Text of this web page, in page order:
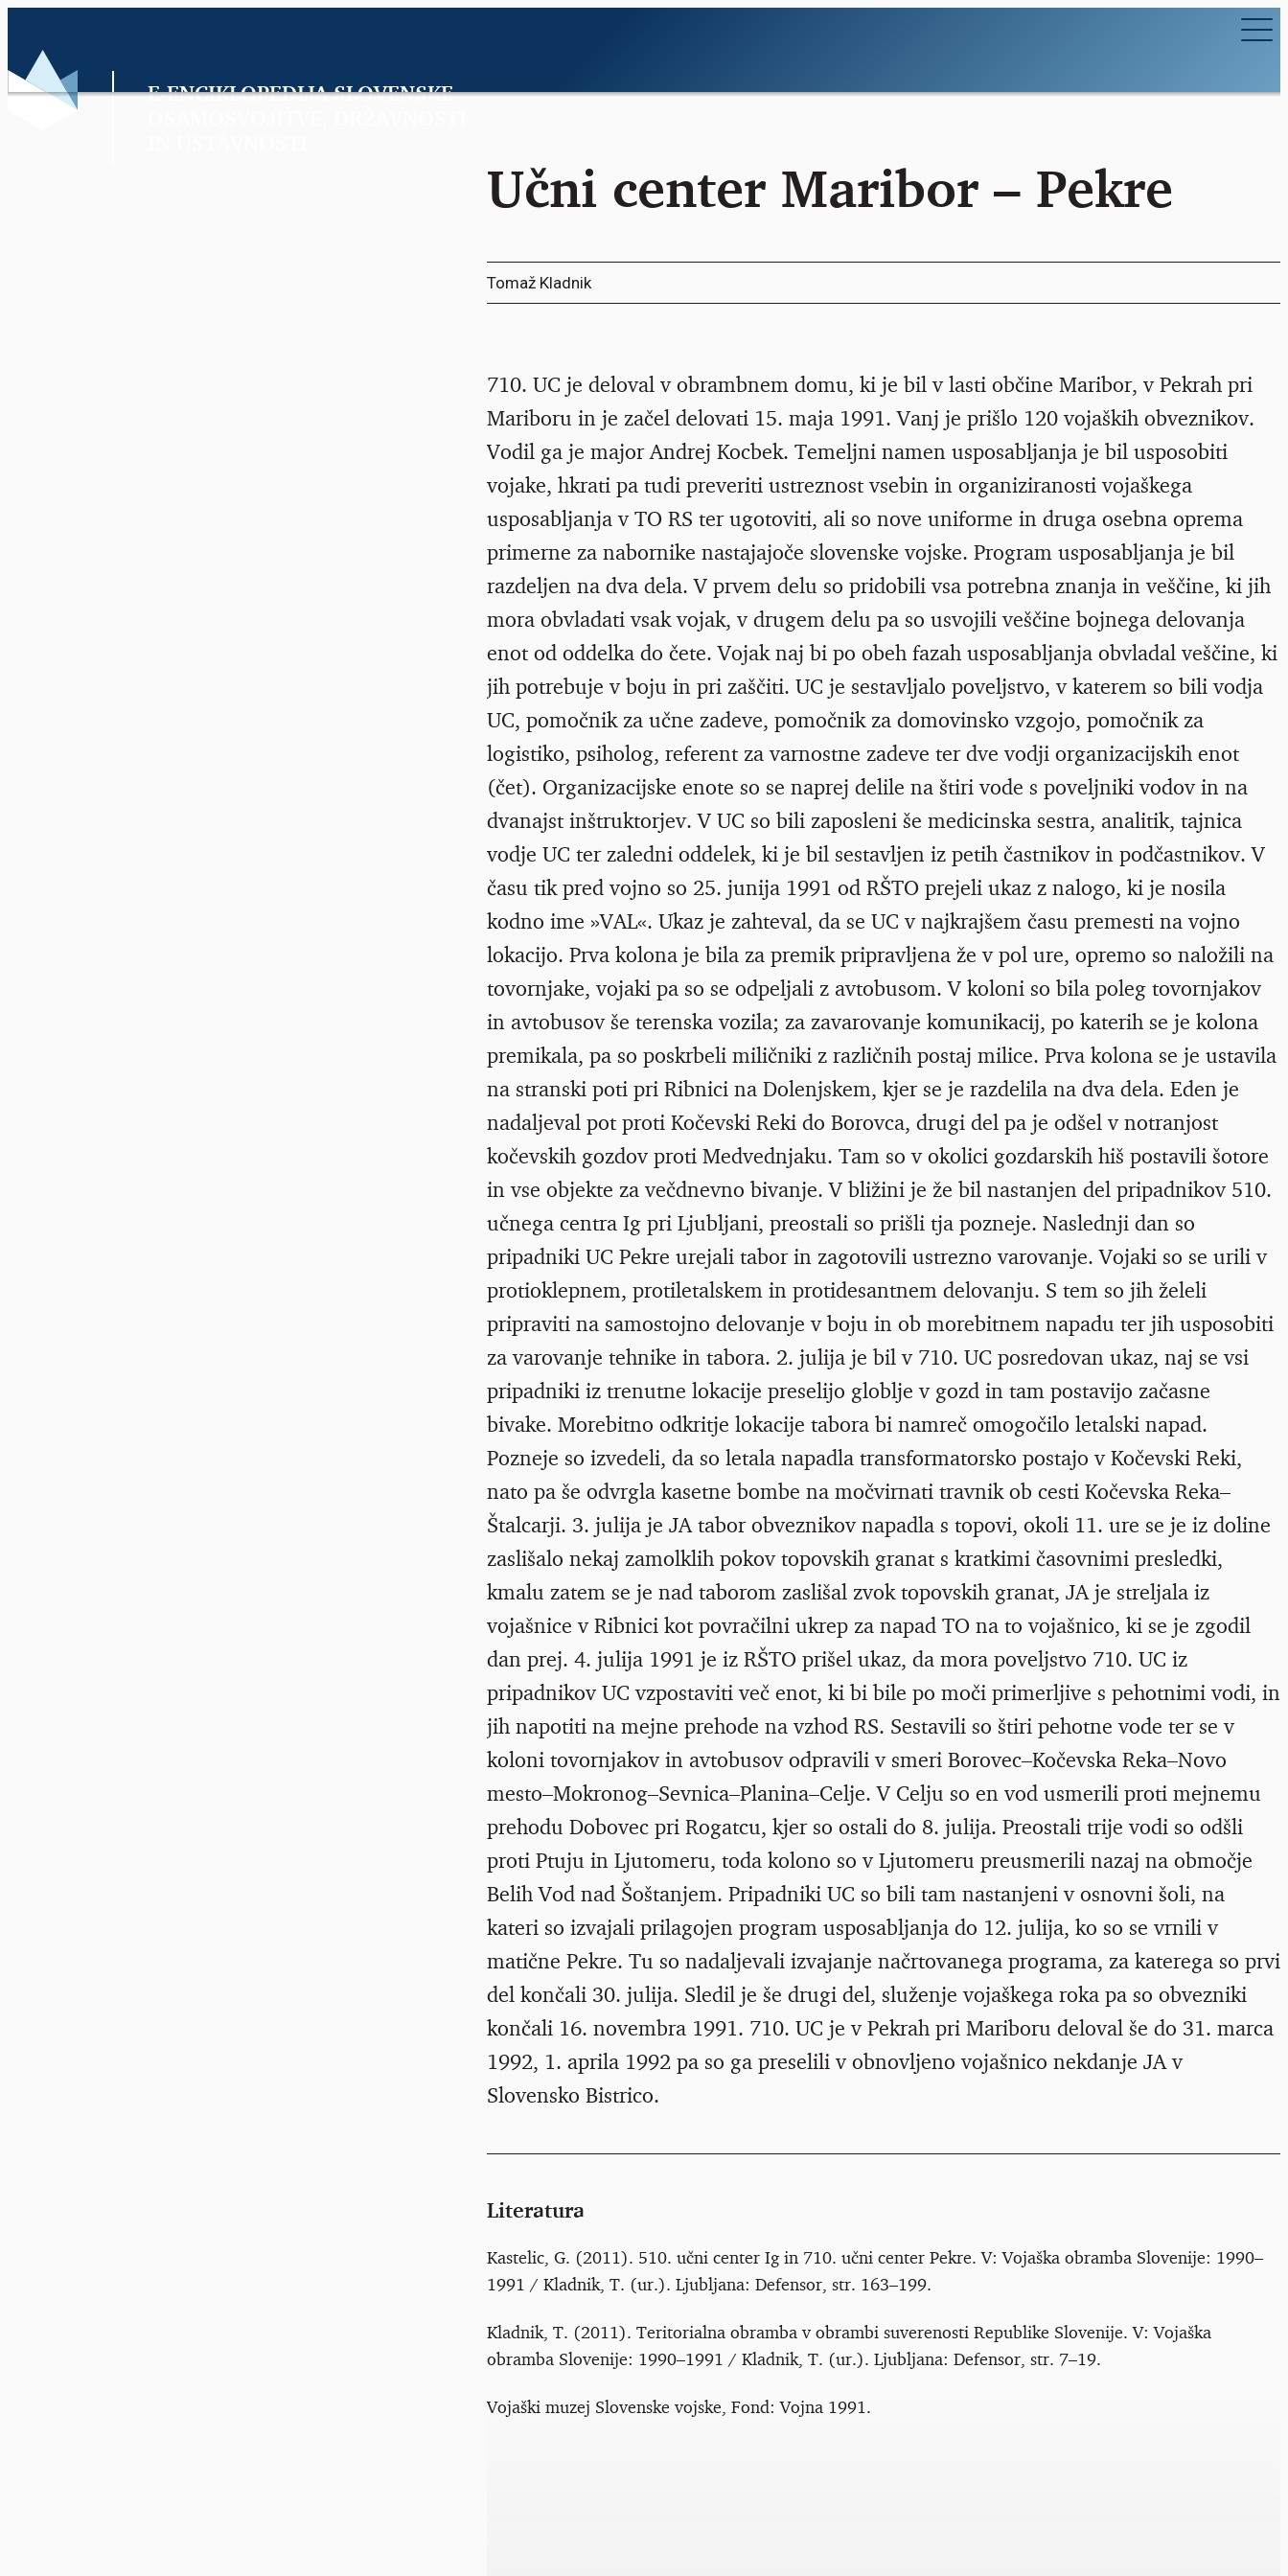
E-ENCIKLOPEDIJA SLOVENSKE
Učni center Maribor – Pekre
Tomaž Kladnik
710. UC je deloval v obrambnem domu, ki je bil v lasti občine Maribor, v Pekrah pri
Mariboru in je začel delovati 15. maja 1991. Vanj je prišlo 120 vojaških obveznikov.
Vodil ga je major Andrej Kocbek. Temeljni namen usposabljanja je bil usposobiti
vojake, hkrati pa tudi preveriti ustreznost vsebin in organiziranosti vojaškega
usposabljanja v TO RS ter ugotoviti, ali so nove uniforme in druga osebna oprema
primerne za nabornike nastajajoče slovenske vojske. Program usposabljanja je bil
razdeljen na dva dela. V prvem delu so pridobili vsa potrebna znanja in veščine, ki jih
mora obvladati vsak vojak, v drugem delu pa so usvojili veščine bojnega delovanja
enot od oddelka do čete. Vojak naj bi po obeh fazah usposabljanja obvladal veščine, ki
jih potrebuje v boju in pri zaščiti. UC je sestavljalo poveljstvo, v katerem so bili vodja
UC, pomočnik za učne zadeve, pomočnik za domovinsko vzgojo, pomočnik za
logistiko, psiholog, referent za varnostne zadeve ter dve vodji organizacijskih enot
(čet). Organizacijske enote so se naprej delile na štiri vode s poveljniki vodov in na
dvanajst inštruktorjev. V UC so bili zaposleni še medicinska sestra, analitik, tajnica
vodje UC ter zaledni oddelek, ki je bil sestavljen iz petih častnikov in podčastnikov. V
času tik pred vojno so 25. junija 1991 od RŠTO prejeli ukaz z nalogo, ki je nosila
kodno ime »VAL«. Ukaz je zahteval, da se UC v najkrajšem času premesti na vojno
lokacijo. Prva kolona je bila za premik pripravljena že v pol ure, opremo so naložili na
tovornjake, vojaki pa so se odpeljali z avtobusom. V koloni so bila poleg tovornjakov
in avtobusov še terenska vozila; za zavarovanje komunikacij, po katerih se je kolona
premikala, pa so poskrbeli miličniki z različnih postaj milice. Prva kolona se je ustavila
na stranski poti pri Ribnici na Dolenjskem, kjer se je razdelila na dva dela. Eden je
nadaljeval pot proti Kočevski Reki do Borovca, drugi del pa je odšel v notranjost
kočevskih gozdov proti Medvednjaku. Tam so v okolici gozdarskih hiš postavili šotore
in vse objekte za večdnevno bivanje. V bližini je že bil nastanjen del pripadnikov 510.
učnega centra Ig pri Ljubljani, preostali so prišli tja pozneje. Naslednji dan so
pripadniki UC Pekre urejali tabor in zagotovili ustrezno varovanje. Vojaki so se urili v
protioklepnem, protiletalskem in protidesantnem delovanju. S tem so jih želeli
pripraviti na samostojno delovanje v boju in ob morebitnem napadu ter jih usposobiti
za varovanje tehnike in tabora. 2. julija je bil v 710. UC posredovan ukaz, naj se vsi
pripadniki iz trenutne lokacije preselijo globlje v gozd in tam postavijo začasne
bivake. Morebitno odkritje lokacije tabora bi namreč omogočilo letalski napad.
Pozneje so izvedeli, da so letala napadla transformatorsko postajo v Kočevski Reki,
nato pa še odvrgla kasetne bombe na močvirnati travnik ob cesti Kočevska Reka–
Štalcarji. 3. julija je JA tabor obveznikov napadla s topovi, okoli 11. ure se je iz doline
zaslišalo nekaj zamolklih pokov topovskih granat s kratkimi časovnimi presledki,
kmalu zatem se je nad taborom zaslišal zvok topovskih granat, JA je streljala iz
vojašnice v Ribnici kot povračilni ukrep za napad TO na to vojašnico, ki se je zgodil
dan prej. 4. julija 1991 je iz RŠTO prišel ukaz, da mora poveljstvo 710. UC iz
pripadnikov UC vzpostaviti več enot, ki bi bile po moči primerljive s pehotnimi vodi, in
jih napotiti na mejne prehode na vzhod RS. Sestavili so štiri pehotne vode ter se v
koloni tovornjakov in avtobusov odpravili v smeri Borovec–Kočevska Reka–Novo
mesto–Mokronog–Sevnica–Planina–Celje. V Celju so en vod usmerili proti mejnemu
prehodu Dobovec pri Rogatcu, kjer so ostali do 8. julija. Preostali trije vodi so odšli
proti Ptuju in Ljutomeru, toda kolono so v Ljutomeru preusmerili nazaj na območje
Belih Vod nad Šoštanjem. Pripadniki UC so bili tam nastanjeni v osnovni šoli, na
kateri so izvajali prilagojen program usposabljanja do 12. julija, ko so se vrnili v
matične Pekre. Tu so nadaljevali izvajanje načrtovanega programa, za katerega so prvi
del končali 30. julija. Sledil je še drugi del, služenje vojaškega roka pa so obvezniki
končali 16. novembra 1991. 710. UC je v Pekrah pri Mariboru deloval še do 31. marca
1992, 1. aprila 1992 pa so ga preselili v obnovljeno vojašnico nekdanje JA v
Slovensko Bistrico.
Literatura
Kastelic, G. (2011). 510. učni center Ig in 710. učni center Pekre. V: Vojaška obramba Slovenije: 1990–
1991 / Kladnik, T. (ur.). Ljubljana: Defensor, str. 163–199.
Kladnik, T. (2011). Teritorialna obramba v obrambi suverenosti Republike Slovenije. V: Vojaška
obramba Slovenije: 1990–1991 / Kladnik, T. (ur.). Ljubljana: Defensor, str. 7–19.
Vojaški muzej Slovenske vojske, Fond: Vojna 1991.